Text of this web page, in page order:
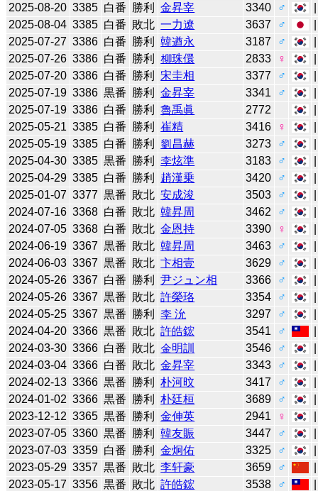
2025-08-20 3385 白番 勝利 金昇宰 3340 ♂
2025-08-04 3385 白番 敗北 一力遼 3637 ♂
2025-07-27 3386 白番 勝利 韓遒永 3187 ♂
2025-07-26 3386 白番 勝利 柳珠儇 2833 ♀
2025-07-20 3386 白番 勝利 宋圭相 3377 ♂
2025-07-19 3386 黒番 勝利 金昇宰 3341 ♂
2025-07-19 3386 白番 勝利 魯禹眞 2772
2025-05-21 3385 白番 勝利 崔精 3416 ♀
2025-05-19 3385 白番 勝利 劉昌赫 3273 ♂
2025-04-30 3385 黒番 勝利 李炫準 3183 ♂
2025-04-29 3385 白番 勝利 趙漢乗 3420 ♂
2025-01-07 3377 黒番 敗北 安成浚 3503 ♂
2024-07-16 3368 白番 敗北 韓昇周 3462 ♂
2024-07-05 3368 白番 敗北 金恩持 3390 ♀
2024-06-19 3367 黒番 敗北 韓昇周 3463 ♂
2024-06-03 3367 黒番 敗北 卞相壹 3629 ♂
2024-05-26 3367 白番 勝利 尹ジュン相 3366 ♂
2024-05-26 3367 黒番 敗北 許榮珞 3354 ♂
2024-05-25 3367 黒番 勝利 李 沇 3297 ♂
2024-04-20 3366 黒番 敗北 許皓鋐 3541 ♂
2024-03-30 3366 白番 敗北 金明訓 3546 ♂
2024-03-04 3366 白番 敗北 金昇宰 3343 ♂
2024-02-13 3366 黒番 勝利 朴河旼 3417 ♂
2024-01-02 3366 黒番 勝利 朴廷桓 3689 ♂
2023-12-12 3365 黒番 勝利 金伸英 2941 ♀
2023-07-05 3360 黒番 勝利 韓友賑 3447 ♂
2023-07-03 3359 白番 勝利 金炯佑 3325 ♂
2023-05-29 3357 黒番 敗北 李轩豪 3659 ♂
2023-05-17 3356 黒番 敗北 許皓鋐 3538 ♂